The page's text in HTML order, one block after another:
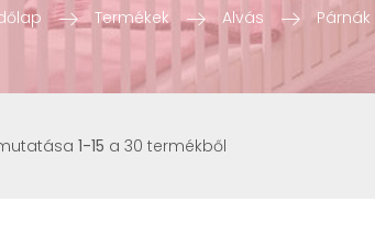
Termékek Alvás Párnák
1-15 a 30 termékből